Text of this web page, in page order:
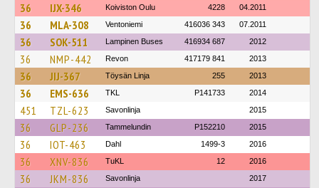
36 IJX-346 Koiviston Oulu 4228 04.2011
36 MLA-308 Ventoniemi 416036 343 07.2011
36 SOK-511 Lampinen Buses 416934 687 2012
36 NMP-442 Revon 417179 841 2013
36 JIJ-367 Töysän Linja 255 2013
36 EMS-636 TKL P141733 2014
451 TZL-623 Savonlinja 2015
36 GLP-236 Tammelundin P152210 2015
36 IOT-463 Dahl 1499-3 2016
36 XNV-836 TuKL 12 2016
36 JKM-836 Savonlinja 2017